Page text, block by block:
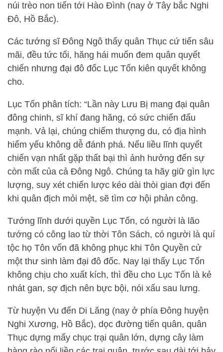
núi trèo non tiến tới Hào Đình (nay ở Tây bắc Nghi
Đô, Hồ Bắc).
Các tướng sĩ Đông Ngô thấy quân Thục cứ tiến sâu
mãi, đều tức tối, hăng hái muốn đem quân quyết
chiến nhưng đại đô đốc Lục Tốn kiên quyết không
cho.
Lục Tốn phân tích: “Lần này Lưu Bị mang đại quân
đông chinh, sĩ khí đang hăng, có sức chiến đấu
mạnh. Vả lại, chúng chiếm thượng du, có địa hình
hiểm yếu không dễ đánh phá. Nếu liều lĩnh quyết
chiến vạn nhất gặp thất bại thì ảnh hưởng đến sự
còn mất của cả Đông Ngô. Chúng ta hãy giữ gìn lực
lượng, suy xét chiến lược kéo dài thòi gian đợi đến
khi quân địch mỏi mệt, sẽ tìm cơ hội phản công.
Tướng lĩnh dưới quyền Lục Tốn, có người là lão
tướng có công lao từ thời Tôn Sách, có người là quí
tộc họ Tôn vốn đã không phục khi Tôn Quyền cử
một thư sinh làm đại đô đốc. Nay lại thấy Lục Tốn
không chịu cho xuất kích, thì đều cho Lục Tốn là kẻ
nhát gan, sợ địch nên bực bội, nói xấu sau lưng.
Từ huyện Vu đến Di Lăng (nay ở phía Đông huyện
Nghi Xương, Hồ Bắc), dọc đường tiến quân, quân
Thục dựng mấy chục trại quân lớn, dựng cây làm